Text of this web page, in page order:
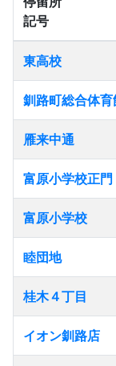
記号
停留所
記号
東高校
釧路町総合体育
雁来中通
富原小学校正門
富原小学校
睦団地
桂木４丁目
イオン釧路店
記号
東高校
釧路町総合体育
雁来中通
富原小学校正門
富原小学校
睦団地
桂木４丁目
イオン釧路店